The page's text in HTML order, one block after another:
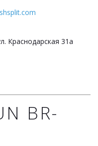
Краснодарская 31а
BR-